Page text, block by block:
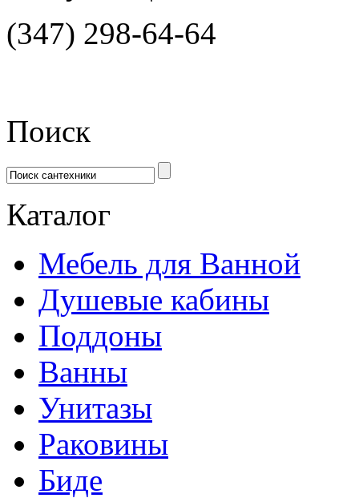
(347) 298-64-64
Поиск
Каталог
Мебель для Ванной
Душевые кабины
Поддоны
Ванны
Унитазы
Раковины
Биде